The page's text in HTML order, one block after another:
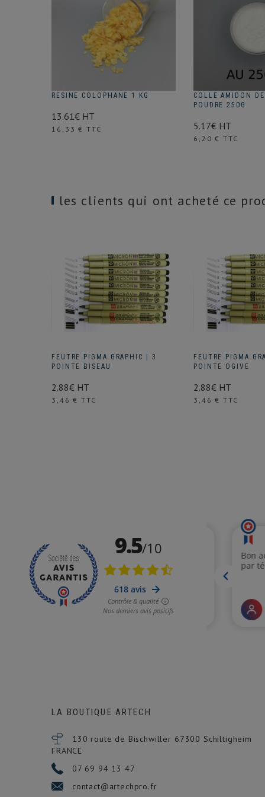
RESINE COLOPHANE 1 KG
13.61€ HT
Prix
16,33 € TTC
COLLE AMIDON
POUDRE 250G
5.17€ HT
Prix
6,20 € TTC
les clients qui ont acheté ce
FEUTRE PIGMA GRAPHIC | 3
POINTE BISEAU
2.88€ HT
Prix
3,46 € TTC
FEUTRE PIGMA
POINTE OGIVE
2.88€ HT
Prix
3,46 € TTC
LA BOUTIQUE ARTECH
130 route de Bischwiller 67300 Schiltigheim
FRANCE
07 69 94 13 47
contact@artechpro.fr